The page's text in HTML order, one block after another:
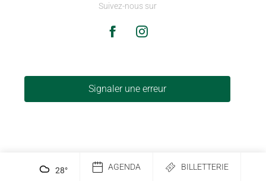
Suivez-nous sur
Signaler une erreur
28° AGENDA BILLETTERIE